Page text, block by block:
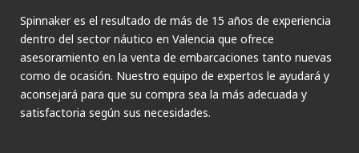
Spinnaker es el resultado de más de 15 años de experiencia
dentro del sector náutico en Valencia que ofrece
asesoramiento en la venta de embarcaciones tanto nuevas
como de ocasión. Nuestro equipo de expertos le ayudará y
aconsejará para que su compra sea la más adecuada y
satisfactoria según sus necesidades.